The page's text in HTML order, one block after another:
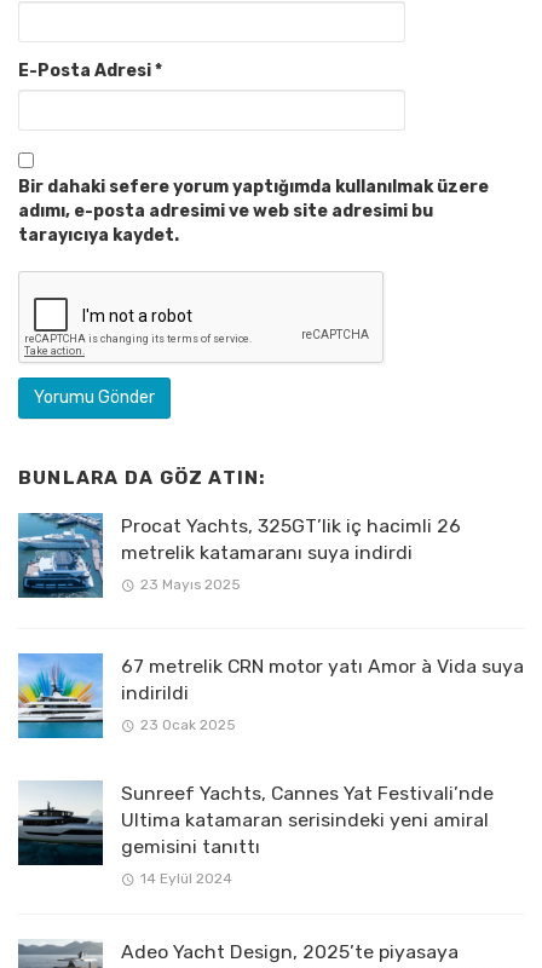
E-Posta Adresi*
Bir dahaki sefere yorum yaptığımda kullanılmak üzere
adımı, e-posta adresimi ve web site adresimi bu
tarayıcıya kaydet.
BUNLARA DA GÖZ ATIN:
Procat Yachts, 325GT’lik iç hacimli 26
metrelik katamaranı suya indirdi
23 Mayıs 2025
67 metrelik CRN motor yatı Amor à Vida suya
indirildi
23 Ocak 2025
Sunreef Yachts, Cannes Yat Festivali’nde
Ultima katamaran serisindeki yeni amiral
gemisini tanıttı
14 Eylül 2024
Adeo Yacht Design, 2025’te piyasaya